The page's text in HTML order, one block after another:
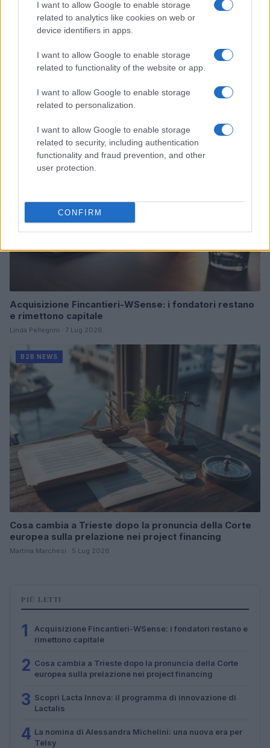
I want to allow Google to enable storage
related to analytics like cookies on web or
device identifiers in apps.
I want to allow Google to enable storage
related to functionality of the website or app.
I want to allow Google to enable storage
related to personalization.
I want to allow Google to enable storage
related to security, including authentication
functionality and fraud prevention, and other
user protection.
CONFIRM
Ripensare le tecnologie umanitarie oltre i criteri dei
donatori
Martina Marchesi · 10 Lug 2026
Acquisizione Fincantieri-WSense: i fondatori restano
e rimettono capitale
Linda Pellegrini · 7 Lug 2026
B2B NEWS
Cosa cambia a Trieste dopo la pronuncia della Corte
europea sulla prelazione nei project financing
Martina Marchesi · 5 Lug 2026
PIÙ LETTI
1
Acquisizione Fincantieri-WSense: i fondatori restano e
rimettono capitale
2 Cosa cambia a Trieste dopo la pronuncia della Corte
europea sulla prelazione nei project financing
3 Scopri Lacta Innova: il programma di innovazione di
Lactalis
4 La nomina di Alessandra Michelini: una nuova era per
Telsy